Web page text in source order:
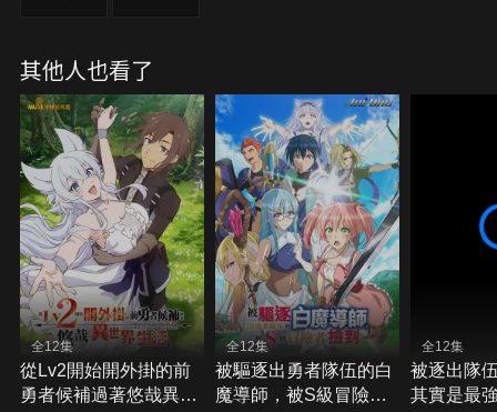
其他人也看了
全12集
從Lv2開始開外掛的前
勇者候補過著悠哉異世
全12集
被驅逐出勇者隊伍的白
魔導師，被S級冒險者
全12集
被逐出隊
其實是最